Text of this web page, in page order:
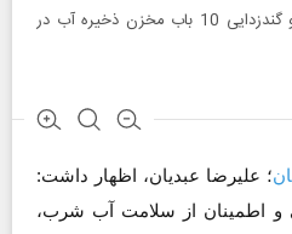
مدیرعامل آبفا کرمان از شستشو و گندزدایی 10 باب مخزن ذخیره آب در
؛ علیرضا عبدیان، اظهار داشت:
و اطمینان از سلامت آب شرب،